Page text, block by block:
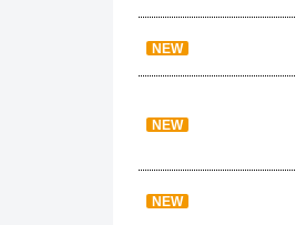
NEW
NEW
NEW